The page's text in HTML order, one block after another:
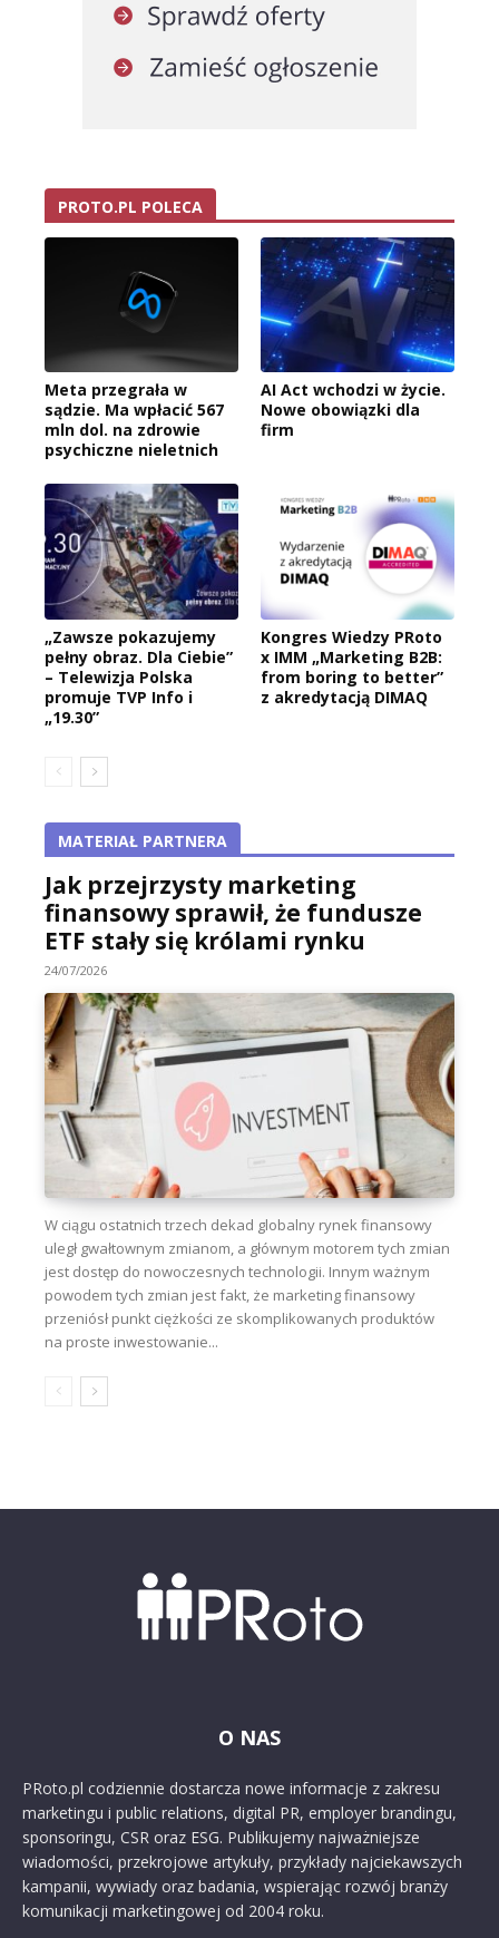
PROTO.PL POLECA
Meta przegrała w
sądzie. Ma wpłacić 567
mln dol. na zdrowie
psychiczne nieletnich
AI Act wchodzi w życie.
Nowe obowiązki dla
firm
„Zawsze pokazujemy
pełny obraz. Dla Ciebie”
– Telewizja Polska
promuje TVP Info i
„19.30”
Kongres Wiedzy PRoto
x IMM „Marketing B2B:
from boring to better”
z akredytacją DIMAQ
MATERIAŁ PARTNERA
Jak przejrzysty marketing
finansowy sprawił, że fundusze
ETF stały się królami rynku
24/07/2026
W ciągu ostatnich trzech dekad globalny rynek finansowy
uległ gwałtownym zmianom, a głównym motorem tych zmian
jest dostęp do nowoczesnych technologii. Innym ważnym
powodem tych zmian jest fakt, że marketing finansowy
przeniósł punkt ciężkości ze skomplikowanych produktów
na proste inwestowanie...
O NAS
PRoto.pl codziennie dostarcza nowe informacje z zakresu
marketingu i public relations, digital PR, employer brandingu,
sponsoringu, CSR oraz ESG. Publikujemy najważniejsze
wiadomości, przekrojowe artykuły, przykłady najciekawszych
kampanii, wywiady oraz badania, wspierając rozwój branży
komunikacji marketingowej od 2004 roku.